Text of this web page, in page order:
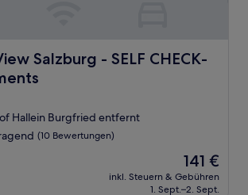
Salzburg - SELF CHECK-
Salzburg - SELF CHECK-IN - Apartments
Hallein Burgfried entfernt
(10 Bewertungen)
Der
Preis
beträgt
141 €
inkl. Steuern & Gebühren
1. Sept.–2. Sept.